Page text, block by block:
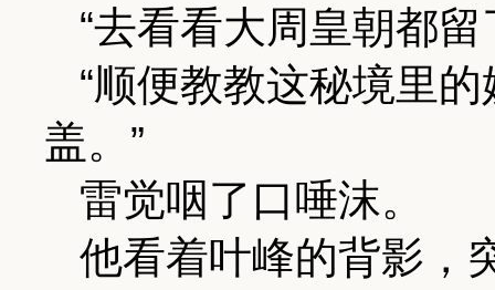
“去看看大周皇朝都
“顺便教教这秘境里
盖。”
雷觉咽了口唾沫。
他看着叶峰的背影，